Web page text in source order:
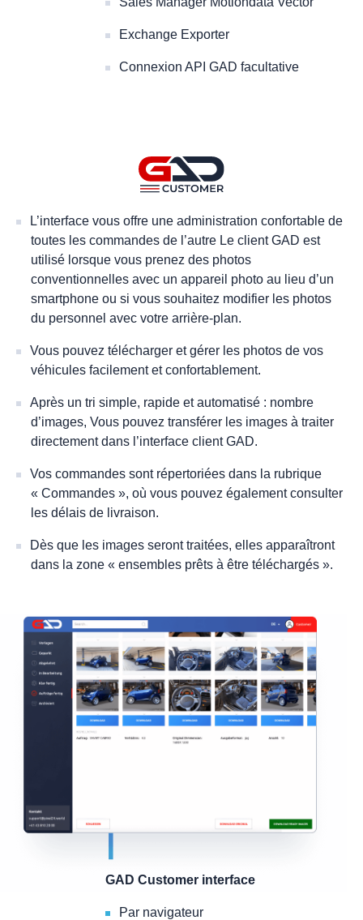
Exchange Exporter
Connexion API GAD facultative
L’interface vous offre une administration confortable de
toutes les commandes de l’autre Le client GAD est
utilisé lorsque vous prenez des photos
conventionnelles avec un appareil photo au lieu d’un
smartphone ou si vous souhaitez modifier les photos
du personnel avec votre arrière-plan.
Vous pouvez télécharger et gérer les photos de vos
véhicules facilement et confortablement.
Après un tri simple, rapide et automatisé : nombre
d’images, Vous pouvez transférer les images à traiter
directement dans l’interface client GAD.
Vos commandes sont répertoriées dans la rubrique
« Commandes », où vous pouvez également consulter
les délais de livraison.
Dès que les images seront traitées, elles apparaîtront
dans la zone « ensembles prêts à être téléchargés ».
GAD Customer interface
Par navigateur